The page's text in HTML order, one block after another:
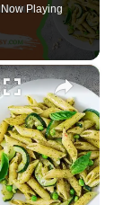
Now Playing
×